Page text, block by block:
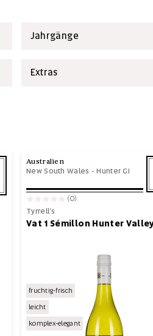
Jahrgänge
Extras
Australien
New South Wales -Hunter GI
(0)
Tyrrell's
Vat 1 Sémillon Hunter
fruchtig-frisch
leicht
komplex-elegant